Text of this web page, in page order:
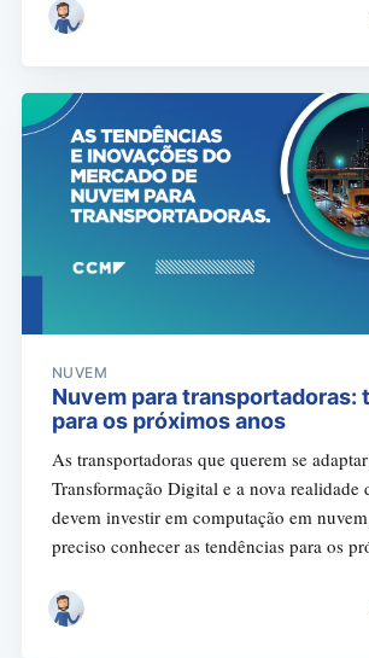
NUVEM
Nuvem para transportadoras:
para os próximos anos
As transportadoras que querem se
Transformação Digital e a nova realidade
devem investir em computação em
preciso conhecer as tendências para os